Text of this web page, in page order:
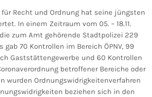
für Recht und Ordnung hat seine jüngsten
In einem Zeitraum vom 05. – 18.11.
zum Amt gehörende Stadtpolizei 229
gab 70 Kontrollen im Bereich ÖPNV, 99
Gaststättengewerbe und 60 Kontrollen
betroffener Bereiche oder
wurden Ordnungswidrigkeitenverfahren
beziehen sich in den